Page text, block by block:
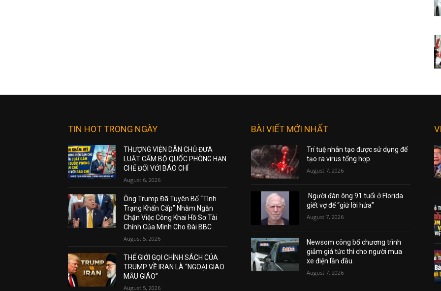
TIN HOT TRONG NGÀY
THƯỢNG VIỆN DÂN CHỦ ĐƯA
LUẬT CẤM BỘ QUỐC PHÒNG HẠN
CHẾ ĐỐI VỚI BÁO CHÍ
August 6, 2026
Ông Trump Đã Tuyên Bố “Tình
Trạng Khẩn Cấp” Nhằm Ngăn
Chặn Việc Công Khai Hồ Sơ Tài
Chính Của Mình Cho Đài BBC
August 5, 2026
THẾ GIỚI GỌI CHÍNH SÁCH CỦA
TRUMP VỀ IRAN LÀ “NGOẠI GIAO
MẪU GIÁO”
August 5, 2026
BÀI VIẾT MỚI NHẤT
Trí tuệ nhân tạo được sử dụng để
tạo ra virus tổng hợp.
August 7, 2026
Người đàn ông 91 tuổi ở Florida
giết vợ để “giữ lời hứa”
August 7, 2026
Newsom công bố chương trình
giảm giá tức thì cho người mua
xe điện lần đầu.
August 7, 2026